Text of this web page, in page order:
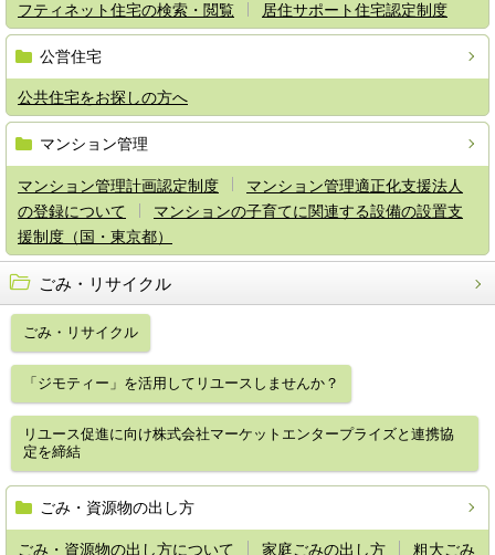
フティネット住宅の検索・閲覧
居住サポート住宅認定制度
公営住宅
公共住宅をお探しの方へ
マンション管理
マンション管理計画認定制度
マンション管理適正化支援法人
の登録について
マンションの子育てに関連する設備の設置支
援制度（国・東京都）
ごみ・リサイクル
ごみ・リサイクル
「ジモティー」を活用してリユースしませんか？
リユース促進に向け株式会社マーケットエンタープライズと連携協
定を締結
ごみ・資源物の出し方
ごみ・資源物の出し方について 家庭ごみの出し方 粗大ごみ